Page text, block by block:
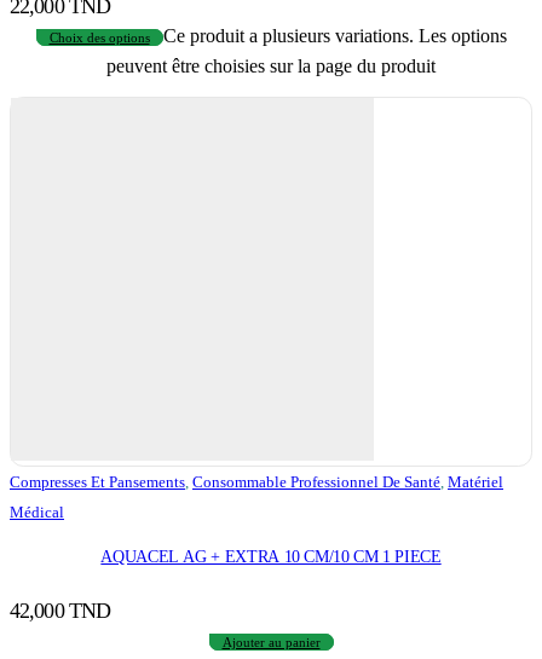
22,000 TND
Choix des options
Ce produit a plusieurs variations. Les options
peuvent être choisies sur la page du produit
Compresses Et Pansements, Consommable Professionnel De Santé, Matériel
Médical
AQUACEL AG + EXTRA 10 CM/10 CM 1 PIECE
42,000TND
Ajouter au panier